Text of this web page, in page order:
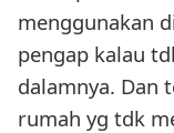
menggunakan
pengap kalau
dalamnya. Dan
rumah yg tdk